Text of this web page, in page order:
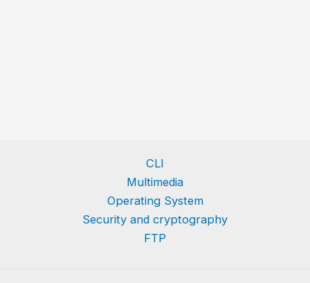
CLI
Multimedia
Operating System
Security and cryptography
FTP